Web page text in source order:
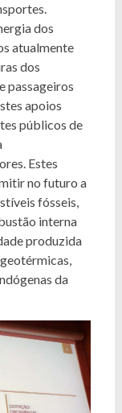
dos
atualmente
dos
passageiros
apoios
públicos de
Estes
no futuro a
fósseis,
interna
produzida
da